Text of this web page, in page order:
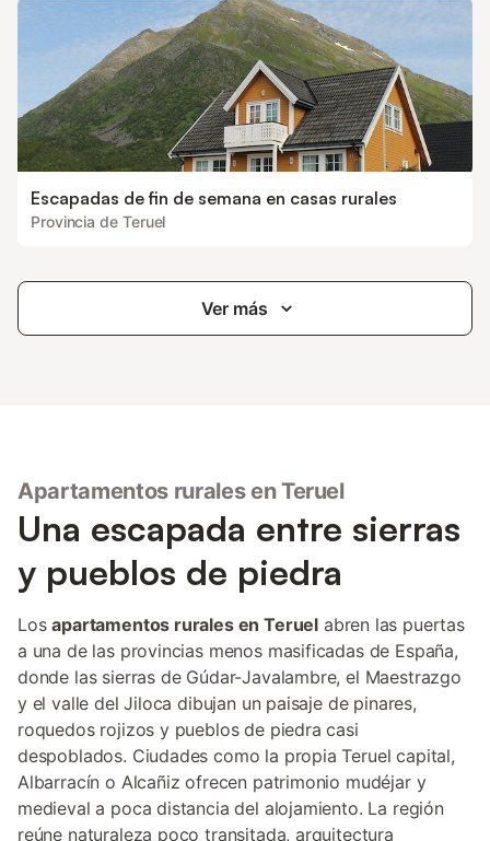
Escapadas de fin de semana en casas rurales
Provincia de Teruel
Ver más
Apartamentos rurales en Teruel
Una escapada entre sierras
y pueblos de piedra
Losapartamentos rurales en Teruel abren las puertas
a una de las provincias menos masificadas de España,
donde las sierras de Gúdar-Javalambre, el Maestrazgo
y el valle del Jiloca dibujan un paisaje de pinares,
roquedos rojizos y pueblos de piedra casi
despoblados. Ciudades como la propia Teruel capital,
Albarracín o Alcañiz ofrecen patrimonio mudéjar y
medieval a poca distancia del alojamiento. La región
reúne naturaleza poco transitada, arquitectura